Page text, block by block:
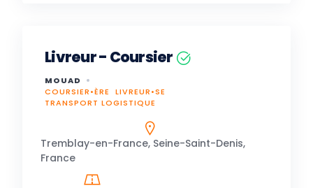
Livreur - Coursier
MOUAD
COURSIER•ÈRE
LIVREUR•SE
TRANSPORT LOGISTIQUE
Tremblay-en-France, Seine-Saint-Denis,
France